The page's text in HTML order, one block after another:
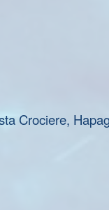
Crociere,